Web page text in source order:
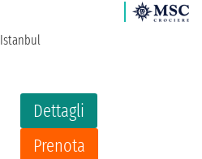
Dettagli
Prenota
Istanbul